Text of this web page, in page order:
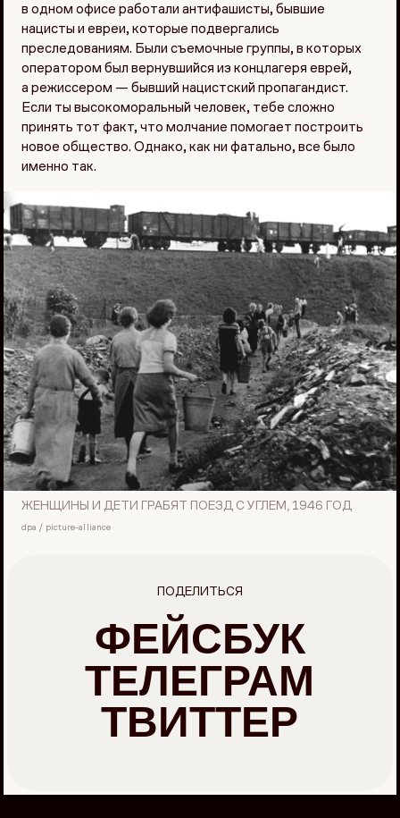
в одном офисе работали антифашисты, бывшие
нацисты и евреи, которые подвергались
преследованиям. Были съемочные группы, в которых
оператором был вернувшийся из концлагеря еврей,
а режиссером — бывший нацистский пропагандист.
Если ты высокоморальный человек, тебе сложно
принять тот факт, что молчание помогает построить
новое общество. Однако, как ни фатально, все было
именно так.
ЖЕНЩИНЫ И ДЕТИ ГРАБЯТ ПОЕЗД С УГЛЕМ, 1946 ГОД
dpa / picture-alliance
ПОДЕЛИТЬСЯ
ФЕЙСБУК
ТЕЛЕГРАМ
ТВИТТЕР